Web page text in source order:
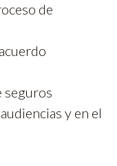
de
seguros
y en el